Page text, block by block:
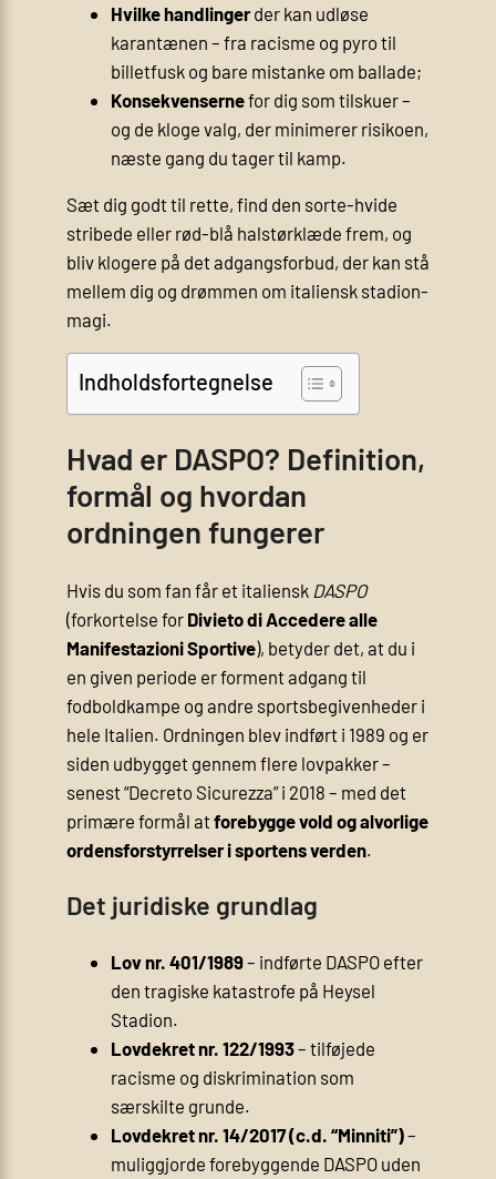
Hvilke handlingerder kan udløse
karantænen – fra racisme og pyro til
billet­fusk og bare mistanke om ballade;
Konsekvensernefor dig som tilskuer –
og de kloge valg, der minimerer risikoen,
næste gang du tager til kamp.
Sæt dig godt til rette, find den sorte-hvide
stribede eller rød-blå halstørklæde frem, og
bliv klogere på det adgangsforbud, der kan stå
mellem dig og drømmen om italiensk stadion­
magi.
Indholdsfortegnelse
Hvad er DASPO? Definition,
formål og hvordan
ordningen fungerer
Hvis du som fan får et italiensk DASPO
(forkortelse for Divieto di Accedere alle
Manifestazioni Sportive), betyder det, at du i
en given periode er forment adgang til
fodboldkampe og andre sportsbegivenheder i
hele Italien. Ordningen blev indført i 1989 og er
siden udbygget gennem flere lovpakker –
senest “Decreto Sicurezza” i 2018 – med det
primære formål atforebygge vold og alvorlige
ordensforstyrrelser i sportens verden.
Det juridiske grundlag
Lov nr. 401/1989– indførte DASPO efter
den tragiske katastrofe på Heysel
Stadion.
Lovdekret nr. 122/1993– tilføjede
racisme og diskrimination som
særskilte grunde.
Lovdekret nr. 14/2017 (c.d. “Minniti”)–
muliggjorde forebyggende DASPO uden